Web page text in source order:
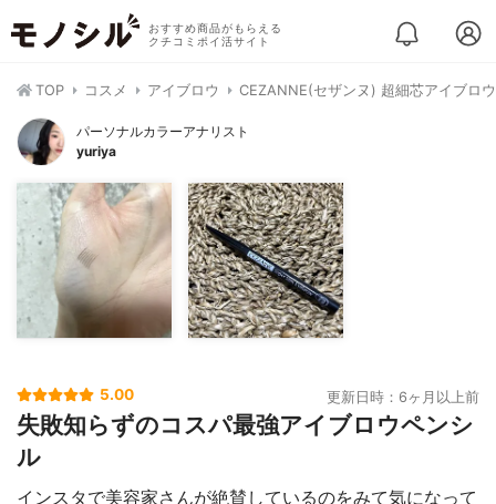
おすすめ商品がもらえる
クチコミポイ活サイト
TOP コスメ アイブロウ CEZANNE(セザンヌ) 超細芯アイブロウ
パーソナルカラーアナリスト
yuriya
5.00 更新日時：6ヶ月以上前
失敗知らずのコスパ最強アイブロウペンシ
ル
インスタで美容家さんが絶賛しているのをみて気になって